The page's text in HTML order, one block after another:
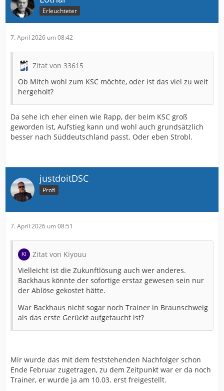
Erleuchteter
7. April 2026 um 08:42
Zitat von 33615
Ob Mitch wohl zum KSC möchte, oder ist das viel zu weit
hergeholt?
Da sehe ich eher einen wie Rapp, der beim KSC groß
geworden ist, Aufstieg kann und wohl auch grundsätzlich
besser nach Süddeutschland passt. Oder eben Strobl.
justdoitDSC
Profi
7. April 2026 um 08:51
Zitat von Kiyouu
Vielleicht ist die Zukunftlösung auch wer anderes.
Backhaus könnte der sofortige erstaz gewesen sein nur
der Ablöse gekostet hätte.
War Backhaus nicht sogar noch Trainer in Braunschweig
als das erste Gerückt aufgetaucht ist?
Mir wurde das mit dem feststehenden Nachfolger schon
Ende Februar zugetragen, zu dem Zeitpunkt war er da noch
Trainer, er wurde ja am 10.03. erst freigestellt.